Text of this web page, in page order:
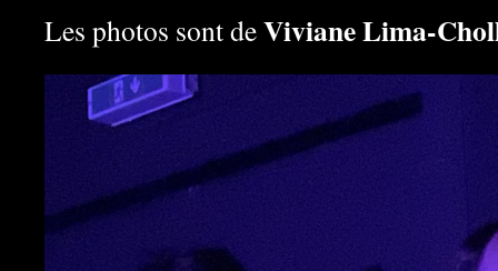
Les photos sont deViviane Lima-